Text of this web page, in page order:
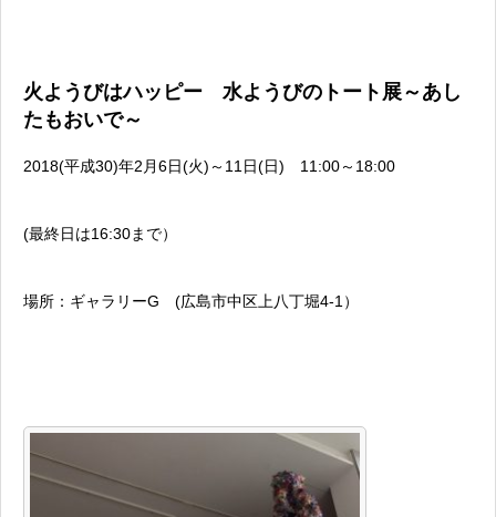
火ようびはハッピー 水ようびのトート展～あし
たもおいで～
2018(平成30)年2月6日(火)～11日(日) 11:00～18:00
(最終日は16:30まで）
場所：ギャラリーG (広島市中区上八丁堀4-1）